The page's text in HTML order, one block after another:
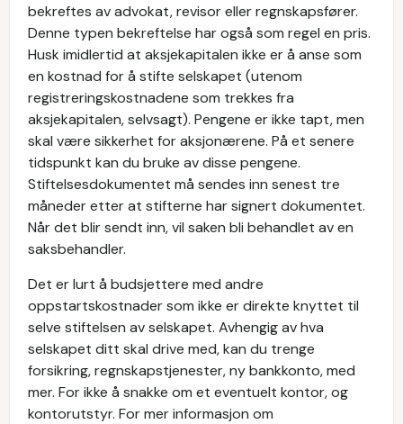
bekreftes av advokat, revisor eller regnskapsfører.
Denne typen bekreftelse har også som regel en pris.
Husk imidlertid at aksjekapitalen ikke er å anse som
en kostnad for å stifte selskapet (utenom
registreringskostnadene som trekkes fra
aksjekapitalen, selvsagt). Pengene er ikke tapt, men
skal være sikkerhet for aksjonærene. På et senere
tidspunkt kan du bruke av disse pengene.
Stiftelsesdokumentet må sendes inn senest tre
måneder etter at stifterne har signert dokumentet.
Når det blir sendt inn, vil saken bli behandlet av en
saksbehandler.
Det er lurt å budsjettere med andre
oppstartskostnader som ikke er direkte knyttet til
selve stiftelsen av selskapet. Avhengig av hva
selskapet ditt skal drive med, kan du trenge
forsikring, regnskapstjenester, ny bankkonto, med
mer. For ikke å snakke om et eventuelt kontor, og
kontorutstyr. For mer informasjon om